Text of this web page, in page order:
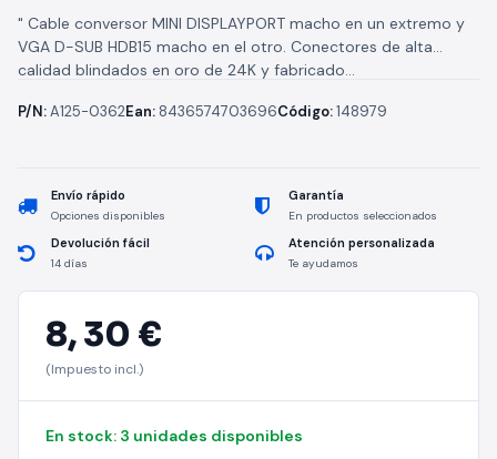
" Cable conversor MINI DISPLAYPORT macho en un extremo y
VGA D-SUB HDB15 macho en el otro. Conectores de alta
calidad blindados en oro de 24K y fabricado...
P/N:A125-0362Ean: 8436574703696Código:148979
Envío rápido
Opciones disponibles
Garantía
En productos seleccionados
Devolución fácil
14 días
Atención personalizada
Te ayudamos
8,30 €
(Impuesto incl.)
En stock: 3 unidades disponibles